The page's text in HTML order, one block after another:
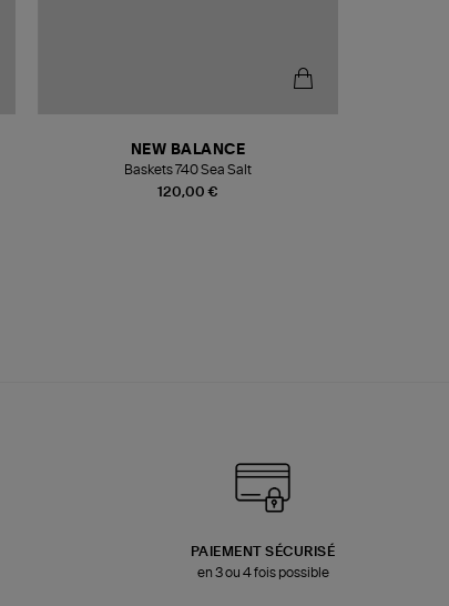
120,00 €
NEW BALANCE
Baskets 740 Sea Salt
PAIEMENT SÉCURISÉ
en 3 ou 4 fois possible